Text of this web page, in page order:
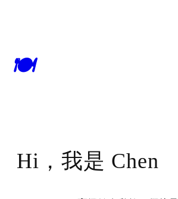
容🍽
Hi，我是 Chen